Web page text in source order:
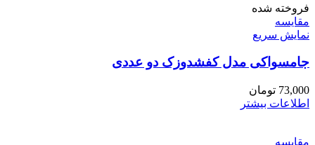
فروخته شده
مقايسه
نمایش سریع
جامسواکی مدل کفشدوزک دو عددی
73,000 تومان
اطلاعات بیشتر
مقايسه